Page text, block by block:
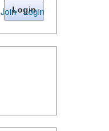
Join · Login
Login